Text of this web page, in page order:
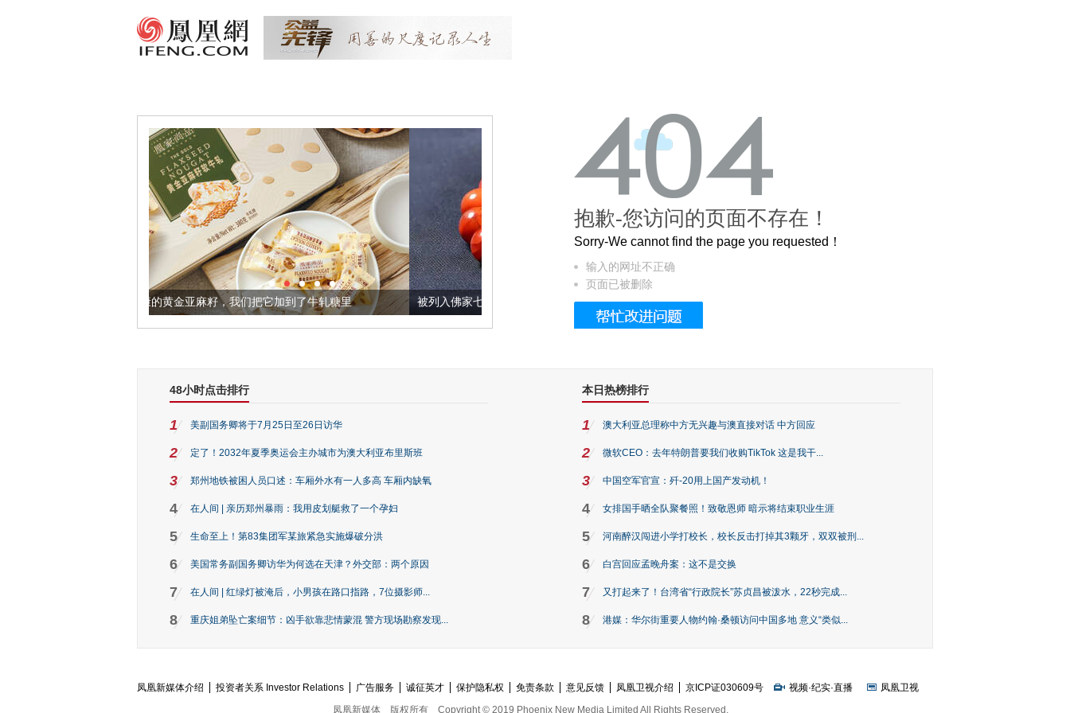
让身体更健康的黄金亚麻籽，我们把它加到了牛轧糖里 被列入佛家七宝的它到底有多美？ 这个3.2米的长卷，还原了600岁的紫禁城
抱歉-您访问的页面不存在！
Sorry-We cannot find the page you requested！
输入的网址不正确
页面已被删除
48小时点击排行
1 美副国务卿将于7月25日至26日访华
2 定了！2032年夏季奥运会主办城市为澳大利亚布里斯班
3 郑州地铁被困人员口述：车厢外水有一人多高 车厢内缺氧
4 在人间 | 亲历郑州暴雨：我用皮划艇救了一个孕妇
5 生命至上！第83集团军某旅紧急实施爆破分洪
6 美国常务副国务卿访华为何选在天津？外交部：两个原因
7 在人间 | 红绿灯被淹后，小男孩在路口指路，7位摄影师...
8 重庆姐弟坠亡案细节：凶手欲靠悲情蒙混 警方现场勘察发现...
本日热榜排行
1 澳大利亚总理称中方无兴趣与澳直接对话 中方回应
2 微软CEO：去年特朗普要我们收购TikTok 这是我干...
3 中国空军官宣：歼-20用上国产发动机！
4 女排国手晒全队聚餐照！致敬恩师 暗示将结束职业生涯
5 河南醉汉闯进小学打校长，校长反击打掉其3颗牙，双双被刑...
6 白宫回应孟晚舟案：这不是交换
7 又打起来了！台湾省“行政院长”苏贞昌被泼水，22秒完成...
8 港媒：华尔街重要人物约翰·桑顿访问中国多地 意义“类似...
凤凰新媒体介绍 投资者关系 Investor Relations 广告服务 诚征英才 保护隐私权 免责条款 意见反馈 凤凰卫视介绍 京ICP证030609号 视频·纪实·直播
凤凰卫视
凤凰新媒体
版权所有 Copyright © 2019 Phoenix New Media Limited All Rights Reserved.